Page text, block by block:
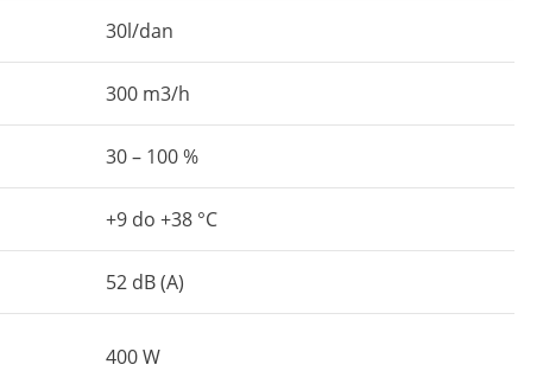
30l/dan
300 m3/h
30 – 100 %
+9 do +38 °C
52 dB (A)
400 W